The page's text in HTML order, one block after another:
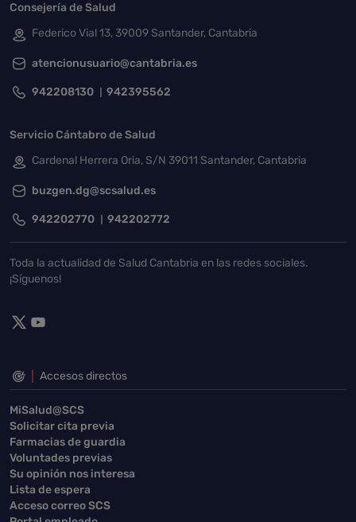
Consejería de Salud
Federico Vial 13, 39009 Santander, Cantabria
atencionusuario@cantabria.es
942208130 942395562
Servicio Cántabro de Salud
Cardenal Herrera Oria, S/N 39011 Santander, Cantabria
buzgen.dg@scsalud.es
942202770 942202772
Toda la actualidad de Salud Cantabria en las redes sociales.
¡Síguenos!
Accesos directos
MiSalud@SCS
Solicitar cita previa
Farmacias de guardia
Voluntades previas
Su opinión nos interesa
Lista de espera
Acceso correo SCS